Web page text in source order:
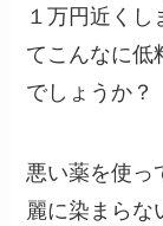
１万円近くし
てこんなに低
でしょうか？
悪い薬を使っ
麗に染まらな